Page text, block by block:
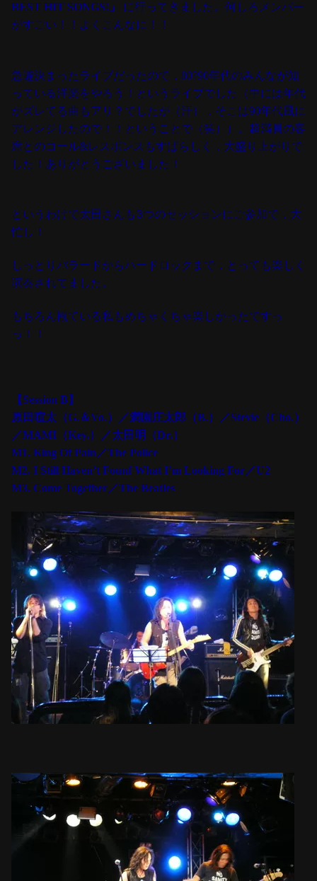
BEST HIT SONGS!」
に行ってきました。 何しろメンバー
がすごい！！よくこんなに！！
急遽決まったライブだったので，80?90年代のみんなが知
っている洋楽をやろう！ というライブでした（中には年代
がズレてる曲もアリ？でしたが（汗）， そこは90年代風に
アレンジしたので！！ということで（笑））。 超満員の客
席とのコール&レスポンスもすばらしく，大盛り上がりで
した！ありがとうございました！
というわけで太田さんも3つのセッションにご参加で，大
忙し！
しっとりバラードからハードロックまで，とっても楽しく
演奏されてました。
もちろん観ている私もめちゃくちゃ楽しかったですっ
っ！！
【Session B】
原田喧太（G.＆Vo.）／満園庄太郎（B.）／Stevie（Cho.）
／MAMI（Key.）
／太田明（Dr.）
M1. King Of Pain／The Police
M2. I Still Haven’t Founf What I’m Looking For／U2
M3. Come Together／The Beatles